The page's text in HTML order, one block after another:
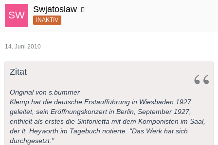
Swjatoslaw
INAKTIV
14. Juni 2010
Zitat
Original von s.bummer
Klemp hat die deutsche Erstaufführung in Wiesbaden 1927
geleitet, sein Eröffnungskonzert in Berlin, September 1927,
enthielt als erstes die Sinfonietta mit dem Komponisten im Saal,
der lt. Heyworth im Tagebuch notierte. "Das Werk hat sich
durchgesetzt."